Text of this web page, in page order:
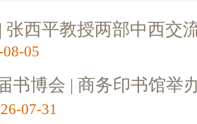
张西平教授两部中西交
05
书博会 | 商务印书馆举
07-31